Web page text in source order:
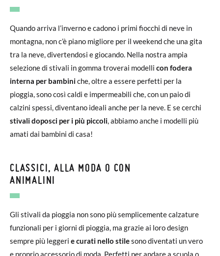
Quando arriva l’inverno e cadono i primi fiocchi di neve in
montagna, non c’è piano migliore per il weekend che una gita
tra la neve, divertendosi e giocando. Nella nostra ampia
selezione di stivali in gomma troverai modelli con fodera
interna per bambiniche, oltre a essere perfetti per la
pioggia, sono così caldi e impermeabili che, con un paio di
calzini spessi, diventano ideali anche per la neve. E se cerchi
stivali doposci per i più piccoli, abbiamo anche i modelli più
amati dai bambini di casa!
CLASSICI, ALLA MODA O CON
ANIMALINI
Gli stivali da pioggia non sono più semplicemente calzature
funzionali per i giorni di pioggia, ma grazie ai loro design
sempre più leggeri e curati nello stilesono diventati un vero
e proprio accessorio di moda. Perfetti per andare a scuola o